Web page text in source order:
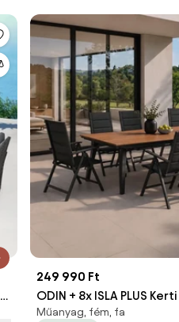
249 990 Ft
ODIN + 8x ISLA PLUS
Műanyag, fém, fa